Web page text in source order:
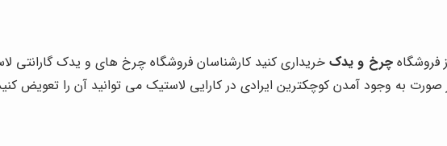
فروشگاهچرخ و یدکخریداری کنید کارشناسان فروشگاه چرخ های و یدک گارانتی
به وجود آمدن کوچکترین ایرادی در کارایی لاستیک می توانید آن را تعویض کنید